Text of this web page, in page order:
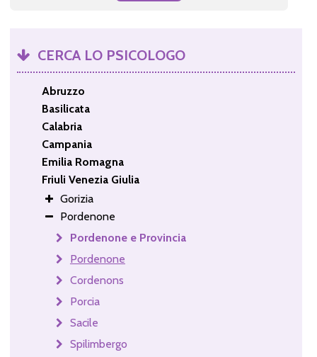
CERCA LO PSICOLOGO
Abruzzo
Basilicata
Calabria
Campania
Emilia Romagna
Friuli Venezia Giulia
Gorizia
Pordenone
Pordenone e Provincia
Pordenone
Cordenons
Porcia
Sacile
Spilimbergo